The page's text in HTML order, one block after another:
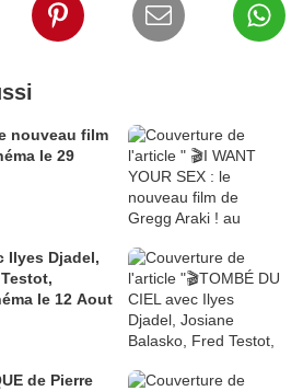
nouveau film
le 29
Ilyes Djadel,
le 12 Aout
de Pierre